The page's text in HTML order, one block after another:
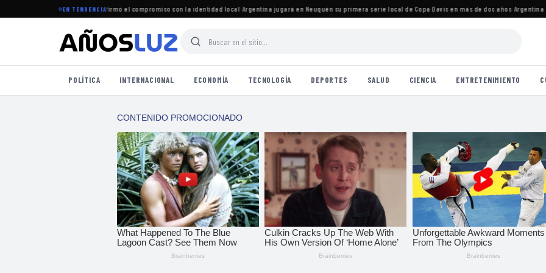
EN TENDENCIA
el período legislativo y reafirmó el compromiso con la identidad local·Argentina jugará en Neuquén su primera serie local de Copa Davis en más de dos años·Argentina
POLÍTICA INTERNACIONAL ECONOMÍA TECNOLOGÍA DEPORTES SALUD CIENCIA ENTRETENIMIENTO